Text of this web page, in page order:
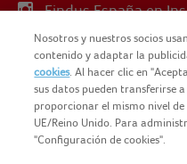
Findus España en
Findus España en X
Nosotros y nuestros socios
contenido y adaptar la
cookies. Al hacer clic en
sus datos pueden transferirse
proporcionar el mismo nivel
UE/Reino Unido. Para
"Configuración de cookies".